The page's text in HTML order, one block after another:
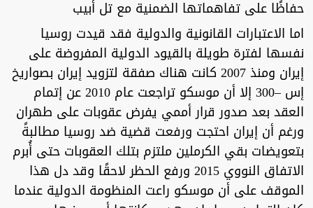
حفاظًا على تفاهماتها الضمنية مع تل أبيب
اما الاعتبارات القانونية والدولية فقد قيدت روسيا
نفسها لفترة طويلة بالقيود الدولية المفروضة على
إيران ومنذ 2007 كانت هناك صفقة لتزويد إيران بصواريخ
إس –300 إلا أن موسكو تراجعت عام 2010 عن إتمام
العقد بعد صدور قرار أممي يفرض عقوبات على طهران
ورغم أن إيران احتجت ورفعت قضية ضد روسيا مطالبةً
بتعويضات بقي الكرملين ملتزم بتلك العقوبات حتى أُبرم
الاتفاق النووي 2015 ورفع الحظر لاحقًا وقد دل هذا
الموقف على أن موسكو راعت المنظومة الدولية عندما